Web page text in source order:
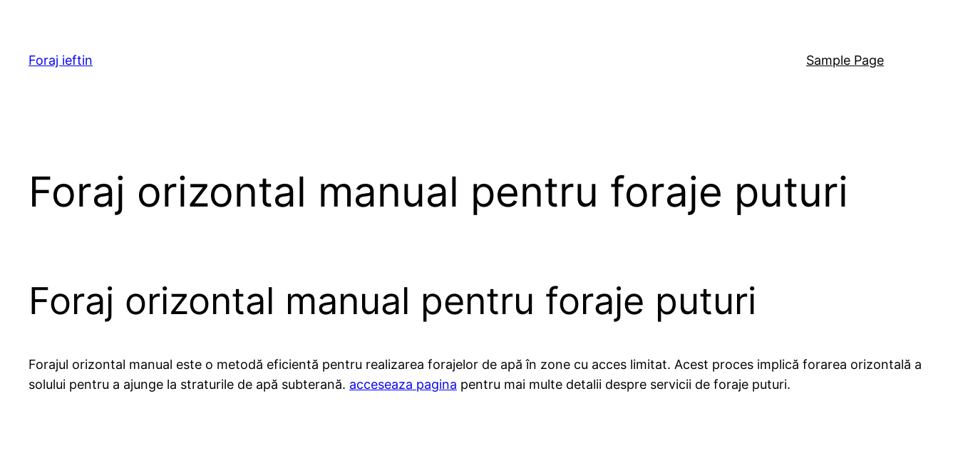
content
Foraj ieftin Sample Page
Foraj orizontal manual pentru foraje puturi
Foraj orizontal manual pentru foraje puturi
Forajul orizontal manual este o metodă eficientă pentru realizarea forajelor de apă în zone cu acces limitat. Acest proces implică forarea orizontală a
solului pentru a ajunge la straturile de apă subterană. acceseaza pagina pentru mai multe detalii despre servicii de foraje puturi.